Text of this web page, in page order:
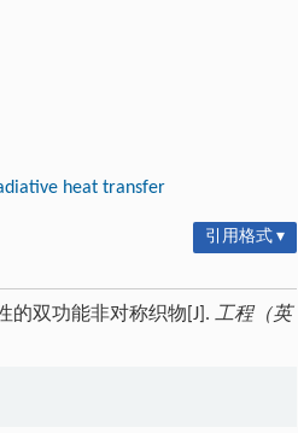
heat transfer
引用格式 ▾
的双功能非对称织物[J]. 工程（英